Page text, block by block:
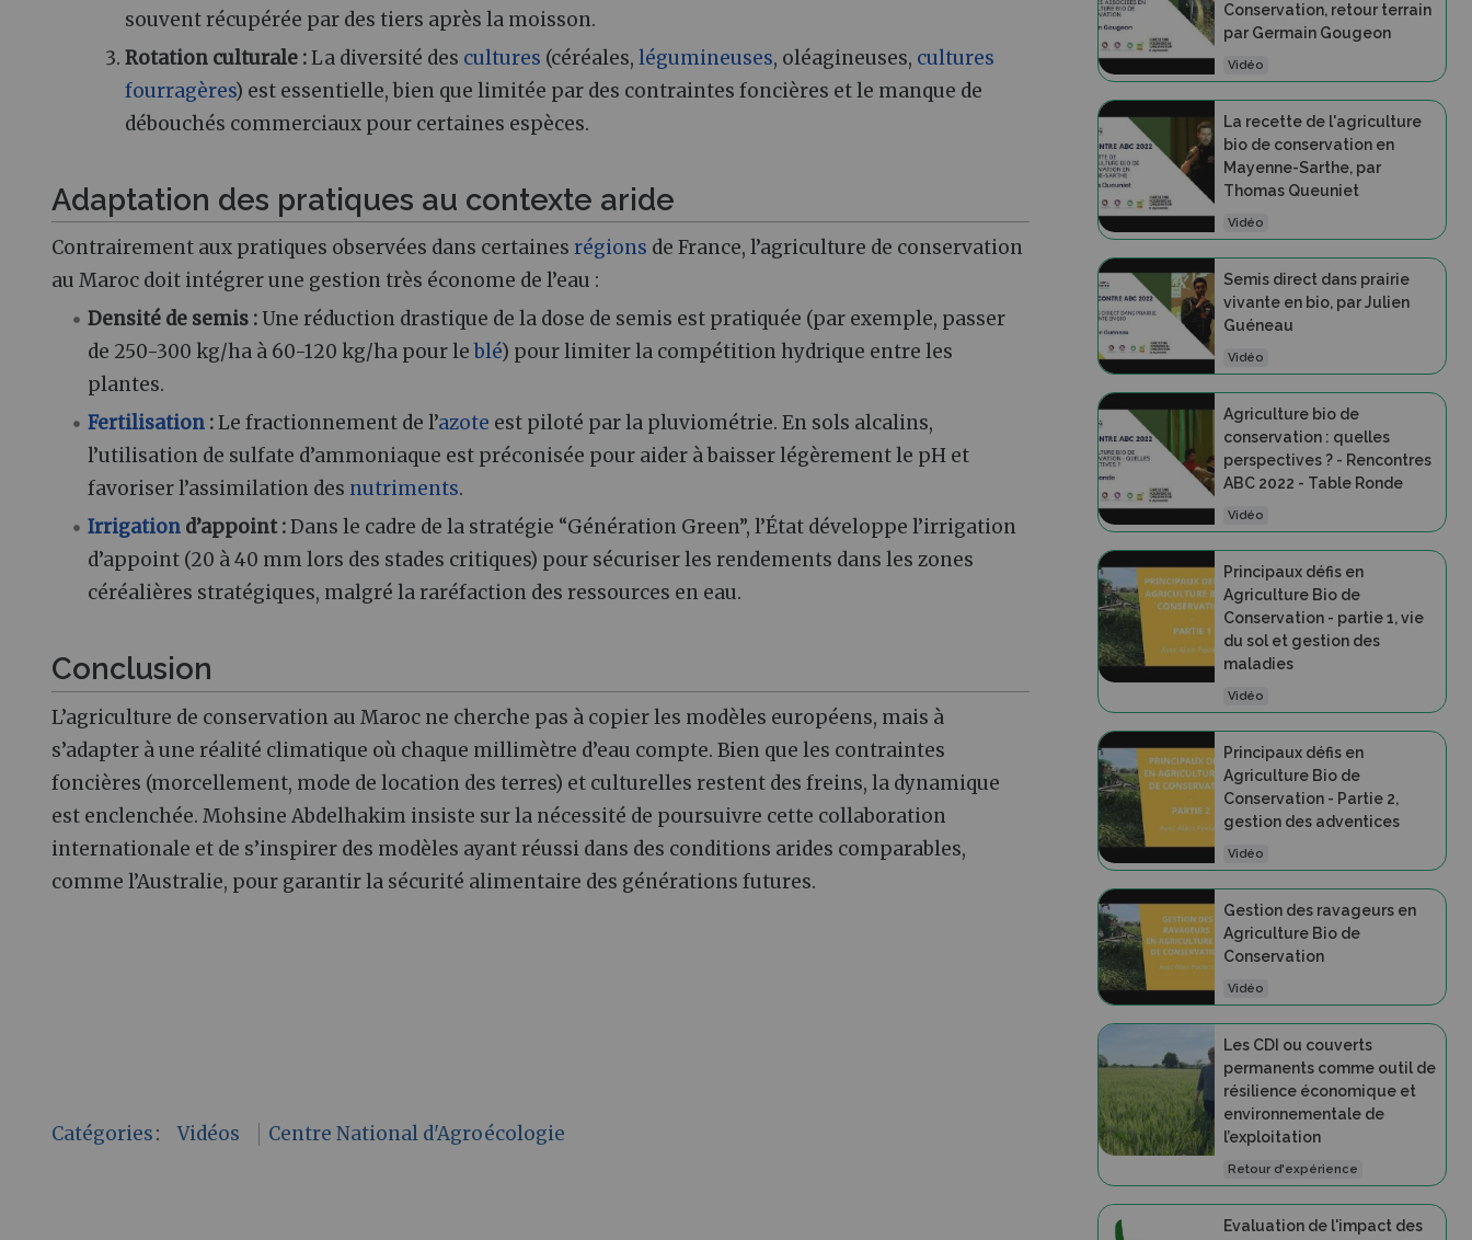
souvent récupérée par des tiers après la moisson.
Rotation culturale :La diversité des cultures (céréales,légumineuses, oléagineuses, cultures
fourragères) est essentielle, bien que limitée par des contraintes foncières et le manque de
débouchés commerciaux pour certaines espèces.
Adaptation des pratiques au contexte aride
Contrairement aux pratiques observées dans certaines régions de France, l’agriculture de conservation
au Maroc doit intégrer une gestion très économe de l’eau :
Densité de semis : Une réduction drastique de la dose de semis est pratiquée (par exemple, passer
de 250-300 kg/ha à 60-120 kg/ha pour leblé) pour limiter la compétition hydrique entre les
plantes.
Fertilisation :Le fractionnement de l’azote est piloté par la pluviométrie. En sols alcalins,
l’utilisation de sulfate d’ammoniaque est préconisée pour aider à baisser légèrement le pH et
favoriser l’assimilation des nutriments.
Irrigation d’appoint :Dans le cadre de la stratégie “Génération Green”, l’État développe l’irrigation
d’appoint (20 à 40 mm lors des stades critiques) pour sécuriser les rendements dans les zones
céréalières stratégiques, malgré la raréfaction des ressources en eau.
Conclusion
L’agriculture de conservation au Maroc ne cherche pas à copier les modèles européens, mais à
s’adapter à une réalité climatique où chaque millimètre d’eau compte. Bien que les contraintes
foncières (morcellement, mode de location des terres) et culturelles restent des freins, la dynamique
est enclenchée. Mohsine Abdelhakim insiste sur la nécessité de poursuivre cette collaboration
internationale et de s’inspirer des modèles ayant réussi dans des conditions arides comparables,
comme l’Australie, pour garantir la sécurité alimentaire des générations futures.
Catégories: Vidéos Centre National d'Agroécologie
Conservation, retour terrain
par Germain Gougeon
Vidéo
La recette de l'agriculture
bio de conservation en
Mayenne-Sarthe, par
Thomas Queuniet
Vidéo
Semis direct dans prairie
vivante en bio, par Julien
Guéneau
Vidéo
Agriculture bio de
conservation : quelles
perspectives ? - Rencontres
ABC 2022 - Table Ronde
Vidéo
Principaux défis en
Agriculture Bio de
Conservation - partie 1, vie
du sol et gestion des
maladies
Vidéo
Principaux défis en
Agriculture Bio de
Conservation - Partie 2,
gestion des adventices
Vidéo
Gestion des ravageurs en
Agriculture Bio de
Conservation
Vidéo
Les CDI ou couverts
permanents comme outil de
résilience économique et
environnementale de
l’exploitation
Retour d'expérience
Evaluation de l'impact des